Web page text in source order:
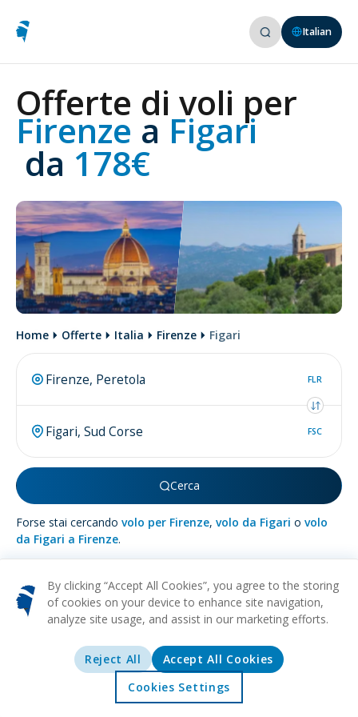
Offerte Esplorare
Italian
Offerte di voli per
Firenze a Figari
da 178€
Home Offerte Italia Firenze Figari
FLR
FSC
Cerca
Forse stai cercando volo per Firenze, volo da Figari o volo
da Figari a Firenze.
Più suFigari
NATURA VINO RELAX CULTURALE
Nascosta nella splendida isola di Corsica, si trova la pittoresca
e affascinante città di Figari, un rifugio dove l'eleganza della
Francia si fonde perfettamente con la bellezza pastorale
By clicking “Accept All Cookies”, you agree to the storing
of cookies on your device to enhance site navigation,
analyze site usage, and assist in our marketing efforts.
Reject All
Accept All Cookies
Cookies Settings